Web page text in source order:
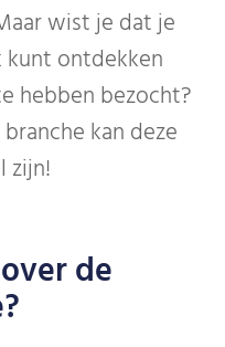
wist je dat je
ontdekken
hebben bezocht?
kan deze
zijn!
de